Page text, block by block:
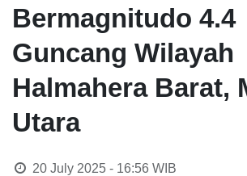
Bermagnitudo 4.4
Guncang Wilayah
Halmahera Barat,
Utara
20 July 2025 - 16:56WIB